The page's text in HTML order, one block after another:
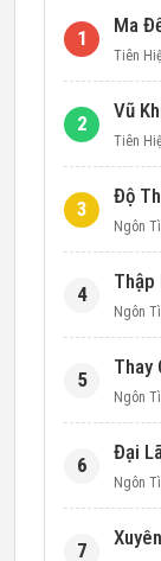
1
Ma
Tiên
2
Vũ
Tiên
3
Ngôn
4
Ngôn
5
Ngôn
6
Ngôn
7